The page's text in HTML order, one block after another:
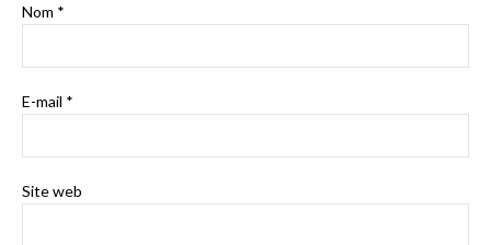
Nom *
E-mail *
Site web